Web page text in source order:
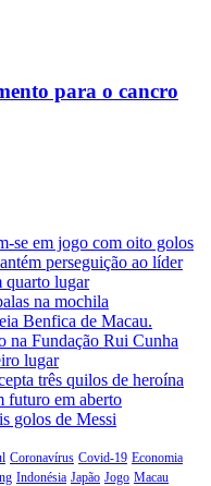
para o cancro
se em jogo com oito golos
perseguição ao líder
quarto lugar
na mochila
Benfica de Macau.
na Fundação Rui Cunha
lugar
três quilos de heroína
futuro em aberto
golos de Messi
Coronavírus Covid-19 Economia
Indonésia Japão Jogo Macau